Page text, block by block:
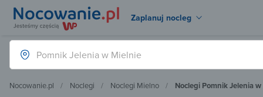
Zaplanuj nocleg
Nocowanie.pl Noclegi Noclegi Mielno Noclegi Pomnik Jelenia